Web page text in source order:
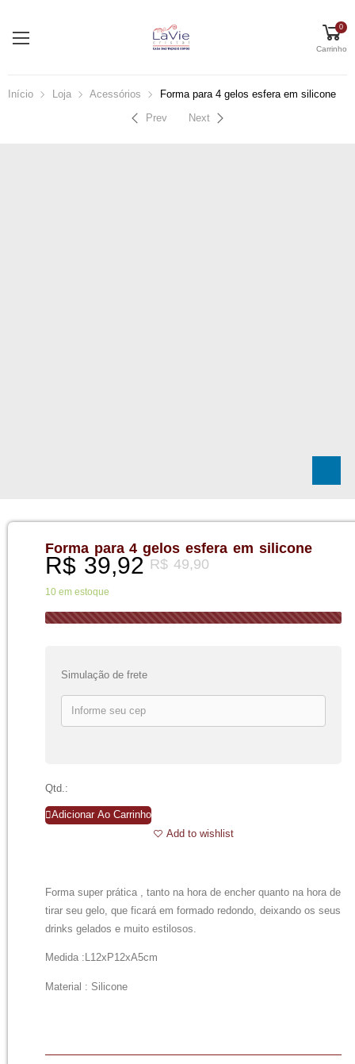
0
Carrinho
Início Loja Acessórios Forma para 4 gelos esfera em silicone
Prev Next
Forma para 4 gelos esfera em silicone
R$49,90
R$39,92
10 em estoque
Simulação de frete
Qtd.:
Adicionar Ao Carrinho
Add to wishlist
Forma super prática , tanto na hora de encher quanto na hora de
tirar seu gelo, que ficará em formado redondo, deixando os seus
drinks gelados e muito estilosos.
Medida :L12xP12xA5cm
Material : Silicone